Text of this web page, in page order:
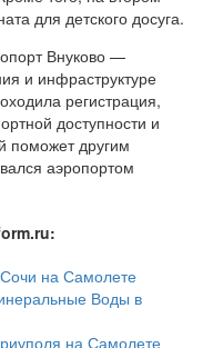
для детского досуга.
Внуково —
и инфраструктуре
регистрация,
доступности и
поможет другим
аэропортом
на Самолете
Воды в
на Самолете